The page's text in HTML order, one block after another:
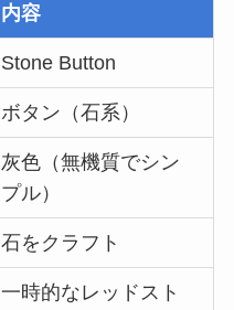
内容
Stone Button
ボタン（石系）
灰色（無機質でシン
プル）
石をクラフト
一時的なレッドスト